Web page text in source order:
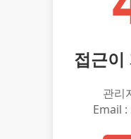
접근이
관리
Email